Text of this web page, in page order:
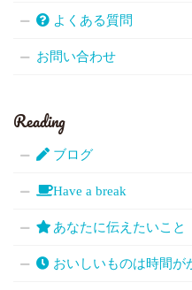
よくある質問
お問い合わせ
Reading
ブログ
Have a break
あなたに伝えたいこと
おいしいものは時間が